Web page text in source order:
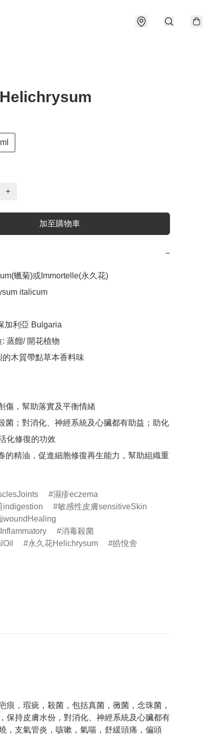
+
加至購物車
−
蠟菊)或Immortelle(永久花)
italicum
加利亞 Bulgaria
蒸餾/ 開花植物
的木質帶點草本香料味
傷，幫助落實及平衡情緒
菌；對消化、神經系統及心臟都有助益；助化
化修復的功效
的精油，促進細胞修復再生能力，幫助組織重
濕疹eczema
indigestion
敏感性皮膚sensitiveSkin
woundHealing
消毒殺菌
永久花Helichrysum
皓悅舍
，瑕疵，殺菌，包括真菌，黴菌，念珠菌，
保持皮膚水份，對消化、神經系統及心臟都有
，支氣管炎，咳嗽，氣喘，舒緩頭痛，偏頭